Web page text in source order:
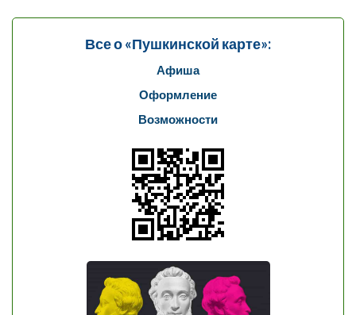
Все о «Пушкинской карте»:
Афиша
Оформление
Возможности